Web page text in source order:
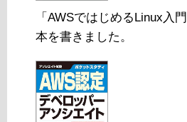
「AWSではじめるLinux入
本を書きました。